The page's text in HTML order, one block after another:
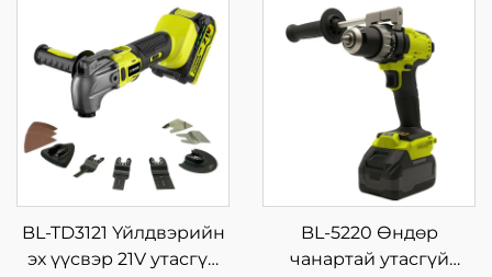
BL-TD3121 Үйлдвэрийн
эх үүсвэр 21V утасгүй
BL-5220 Өндөр
чанартай утасгүй